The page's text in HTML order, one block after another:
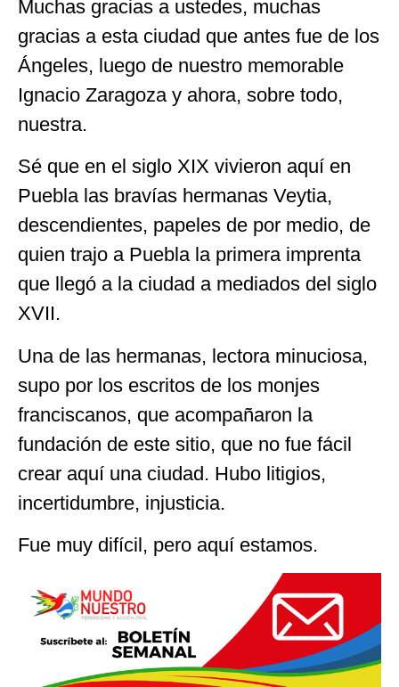
Muchas gracias a ustedes, muchas
gracias a esta ciudad que antes fue de los
Ángeles, luego de nuestro memorable
Ignacio Zaragoza y ahora, sobre todo,
nuestra.
Sé que en el siglo XIX vivieron aquí en
Puebla las bravías hermanas Veytia,
descendientes, papeles de por medio, de
quien trajo a Puebla la primera imprenta
que llegó a la ciudad a mediados del siglo
XVII.
Una de las hermanas, lectora minuciosa,
supo por los escritos de los monjes
franciscanos, que acompañaron la
fundación de este sitio, que no fue fácil
crear aquí una ciudad. Hubo litigios,
incertidumbre, injusticia.
Fue muy difícil, pero aquí estamos.